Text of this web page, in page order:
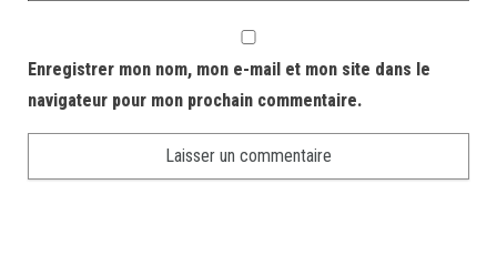
Enregistrer mon nom, mon e-mail et mon site dans le
navigateur pour mon prochain commentaire.